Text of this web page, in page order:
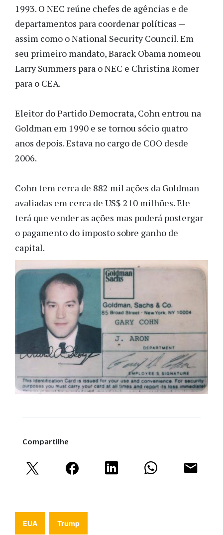
1993. O NEC reúne chefes de agências e de
departamentos para coordenar políticas —
assim como o National Security Council. Em
seu primeiro mandato, Barack Obama nomeou
Larry Summers para o NEC e Christina Romer
para o CEA.
Eleitor do Partido Democrata, Cohn entrou na
Goldman em 1990 e se tornou sócio quatro
anos depois. Estava no cargo de COO desde
2006.
Cohn tem cerca de 882 mil ações da Goldman
avaliadas em cerca de US$ 210 milhões. Ele
terá que vender as ações mas poderá postergar
o pagamento do imposto sobre ganho de
capital.
Compartilhe
EUA Trump